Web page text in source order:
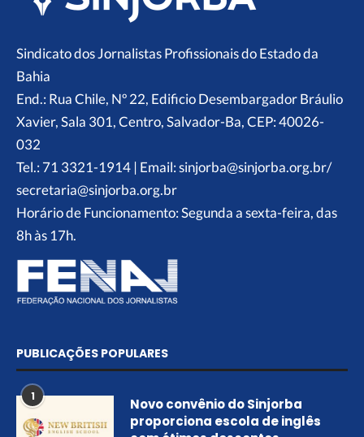
Sindicato dos Jornalistas Profissionais do Estado da
Bahia
End.: Rua Chile, Nº 22, Edificio Desembargador Bráulio
Xavier, Sala 301, Centro, Salvador-Ba, CEP: 40026-
032
Tel.: 71 3321-1914 | Email: sinjorba@sinjorba.org.br/
secretaria@sinjorba.org.br
Horário de Funcionamento: Segunda a sexta-feira, das
8h às 17h.
PUBLICAÇÕES POPULARES
1
Novo convênio do Sinjorba
proporciona escola de inglês